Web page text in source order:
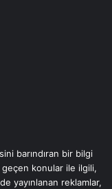
barındıran bir bilgi
konular ile ilgili,
yayınlanan reklamlar,